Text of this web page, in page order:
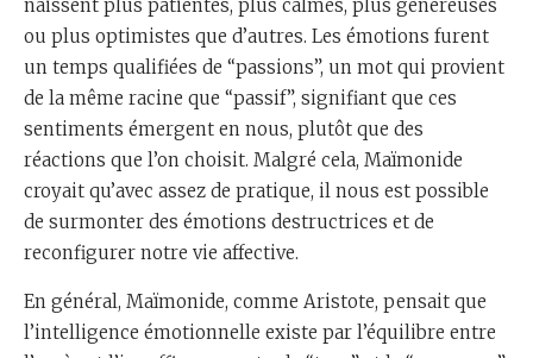
naissent plus patientes, plus calmes, plus généreuses
ou plus optimistes que d’autres. Les émotions furent
un temps qualifiées de “passions”, un mot qui provient
de la même racine que “passif”, signifiant que ces
sentiments émergent en nous, plutôt que des
réactions que l’on choisit. Malgré cela, Maïmonide
croyait qu’avec assez de pratique, il nous est possible
de surmonter des émotions destructrices et de
reconfigurer notre vie affective.
En général, Maïmonide, comme Aristote, pensait que
l’intelligence émotionnelle existe par l’équilibre entre